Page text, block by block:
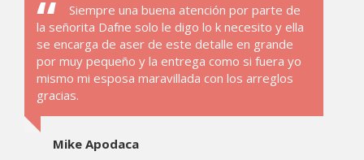
Siempre una buena atención por parte de
la señorita Dafne solo le digo lo k necesito y ella
se encarga de aser de este detalle en grande
por muy pequeño y la entrega como si fuera yo
mismo mi esposa maravillada con los arreglos
gracias.
Mike Apodaca